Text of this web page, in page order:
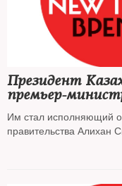
Президент
премьер-
Им стал исполняющий
правительства Алихан